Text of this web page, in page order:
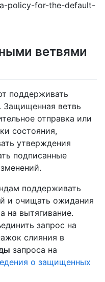
policy-for-the-default-
ветвями
поддерживать
Защищенная ветвь
отправка или
состояния,
утверждения
подписанные
поддерживать
и очищать ожидания
на вытягивание.
запрос на
слияния в
запроса на
о защищенных